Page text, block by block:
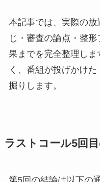
本記事では、実際の
じ・審査の論点・整
果までを完全整理し
く、番組が投げかけ
掘りします。
ラストコール5回